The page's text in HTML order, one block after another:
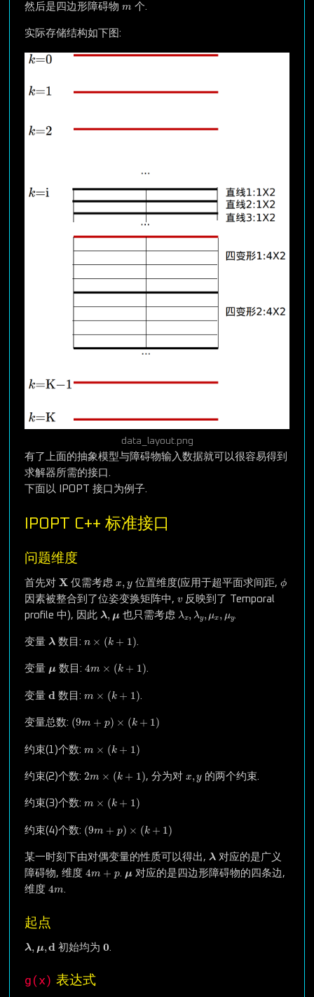
然后是四边形障碍物 m
m 个.
实际存储结构如下图:
data_layout.png
有了上面的抽象模型与障碍物输入数据就可以很容易得到
求解器所需的接口.
下面以 IPOPT 接口为例子.
IPOPT C++ 标准接口
问题维度
首先对 X
X 仅需考虑 x, y
x y 位置维度(应用于超平面求间距, ϕ
ϕ
因素被整合到了位姿变换矩阵中, v
v反映到了 Temporal
profile 中), 因此 λ, μ
λ 也只需考虑 λx, λy, μx , μy
λ λ .
变量 λ
λ 数目: n × (k + 1)
+1
.
变量 μ
μ 数目: 4m × (k + 1)
4 + )
.
变量 d
d 数目: m × (k + 1)
+1
变量总数: (9m + p) × (k + 1)
(9 p ×( 1 )
约束(1)个数: m × (k + 1 )
+1
约束(2)个数: 2m × (k + 1)
2 +
, 分为对 x,y
x, y 的两个约束.
约束(3)个数: m × (k + 1)
+1 )
约束(4)个数: (9m + p) × (k + 1)
(9 ×( 1 )
某一时刻下由对偶变量的性质可以得出, λ
λ 对应的是广义
障碍物, 维度 4m + p
4 +p . μ
μ 对应的是四边形障碍物的四条边,
维度 4m
4 .
起点
λ, μ,d
λ 初始均为0
0
g(x) 表达式